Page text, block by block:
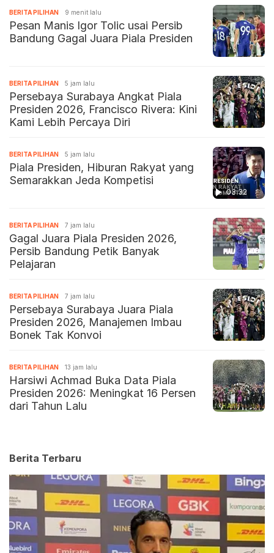
BERITA PILIHAN 9 menit lalu
Pesan Manis Igor Tolic usai Persib
Bandung Gagal Juara Piala Presiden
BERITA PILIHAN 5 jam lalu
Persebaya Surabaya Angkat Piala
Presiden 2026, Francisco Rivera: Kini
Kami Lebih Percaya Diri
03:32
BERITA PILIHAN 5 jam lalu
Piala Presiden, Hiburan Rakyat yang
Semarakkan Jeda Kompetisi
BERITA PILIHAN 7 jam lalu
Gagal Juara Piala Presiden 2026,
Persib Bandung Petik Banyak
Pelajaran
BERITA PILIHAN 7 jam lalu
Persebaya Surabaya Juara Piala
Presiden 2026, Manajemen Imbau
Bonek Tak Konvoi
BERITA PILIHAN 13 jam lalu
Harsiwi Achmad Buka Data Piala
Presiden 2026: Meningkat 16 Persen
dari Tahun Lalu
Berita Terbaru